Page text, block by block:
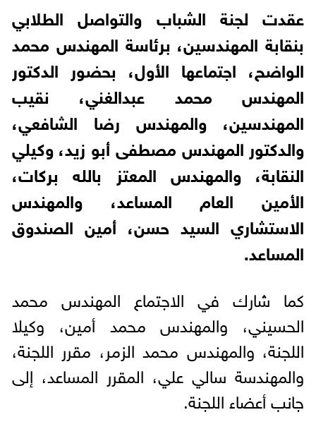
عقدت لجنة الشباب والتواصل الطلابي
بنقابة المهندسين، برئاسة المهندس محمد
الواضح، اجتماعها الأول، بحضور الدكتور
المهندس محمد عبدالغني، نقيب
المهندسين، والمهندس رضا الشافعي،
والدكتور المهندس مصطفى أبو زيد، وكيلي
النقابة، والمهندس المعتز بالله بركات،
الأمين العام المساعد، والمهندس
الاستشاري السيد حسن، أمين الصندوق
المساعد.
كما شارك في الاجتماع المهندس محمد
الحسيني، والمهندس محمد أمين، وكيلا
اللجنة، والمهندس محمد الزمر، مقرر اللجنة،
والمهندسة سالي علي، المقرر المساعد، إلى
جانب أعضاء اللجنة.